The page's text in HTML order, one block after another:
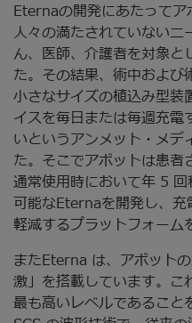
Eternaの開発にあたって
人々の満たされていないニ
ん、医師、介護者を対象と
た。その結果、術中および
小さなサイズの植込み型装
イスを毎日または毎週充電
いというアンメット・メデ
た。そこでアボットは患者
通常使用時において年 5
可能なEternaを開発し、
軽減するプラットフォーム
またEterna は、アボット
激」を搭載しています。こ
最も高いレベルであること